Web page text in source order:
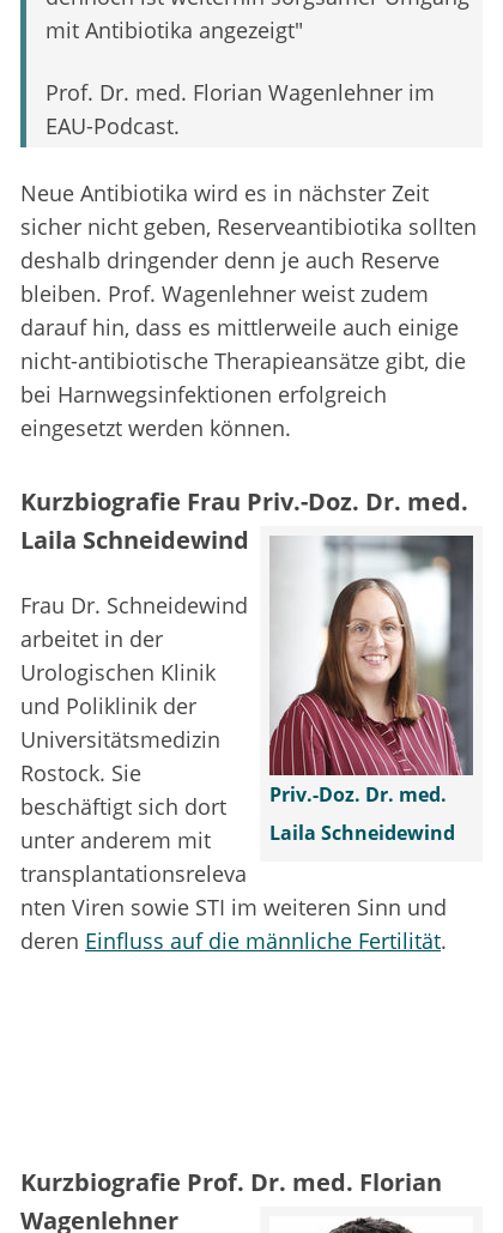
mit Antibiotika angezeigt"
Prof. Dr. med. Florian Wagenlehner im
EAU-Podcast.
Neue Antibiotika wird es in nächster Zeit
sicher nicht geben, Reserveantibiotika sollten
deshalb dringender denn je auch Reserve
bleiben. Prof. Wagenlehner weist zudem
darauf hin, dass es mittlerweile auch einige
nicht-antibiotische Therapieansätze gibt, die
bei Harnwegsinfektionen erfolgreich
eingesetzt werden können.
Kurzbiografie Frau Priv.-Doz. Dr. med.
Laila Schneidewind
Priv.-Doz. Dr. med.
Laila Schneidewind
Frau Dr. Schneidewind
arbeitet in der
Urologischen Klinik
und Poliklinik der
Universitätsmedizin
Rostock. Sie
beschäftigt sich dort
unter anderem mit
transplantationsreleva
nten Viren sowie STI im weiteren Sinn und
deren Einfluss auf die männliche Fertilität.
Kurzbiografie Prof. Dr. med. Florian
Wagenlehner